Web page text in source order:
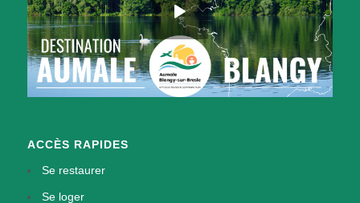
ACCÈS RAPIDES
Se restaurer
Se loger